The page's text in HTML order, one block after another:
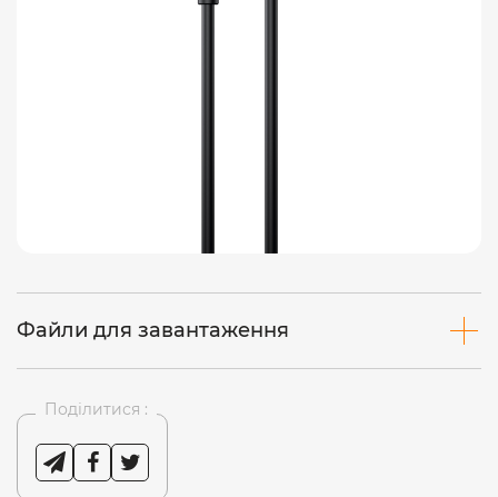
Файли для завантаження
Поділитися :